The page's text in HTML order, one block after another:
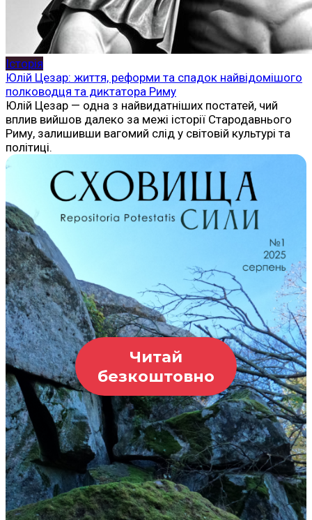
Історія
Юлій Цезар: життя, реформи та спадок найвідомішого
полководця та диктатора Риму
Юлій Цезар — одна з найвидатніших постатей, чий
вплив вийшов далеко за межі історії Стародавнього
Риму, залишивши вагомий слід у світовій культурі та
політиці.
Читай
безкоштовно